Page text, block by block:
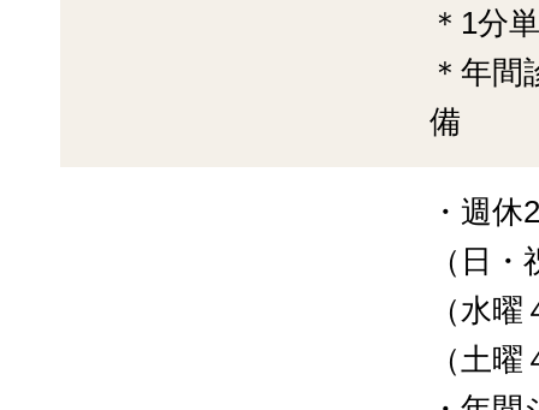
＊1分
＊年
備
・週休
（日
（水
（土